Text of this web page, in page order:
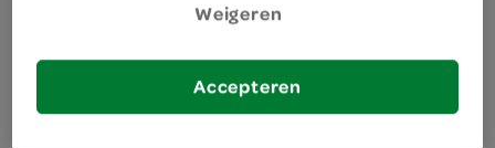
omschrijving
Weigeren
Accepteren